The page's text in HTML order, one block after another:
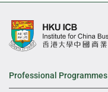
Professional Programmes